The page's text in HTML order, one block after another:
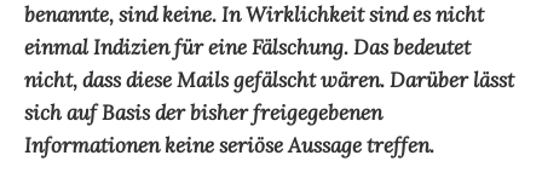
benannte, sind keine. In Wirklichkeit sind es nicht
einmal Indizien für eine Fälschung. Das bedeutet
nicht, dass diese Mails gefälscht wären. Darüber lässt
sich auf Basis der bisher freigegebenen
Informationen keine seriöse Aussage treffen.